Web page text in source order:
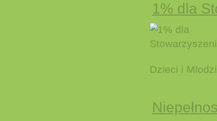
1% dla
Dzieci i